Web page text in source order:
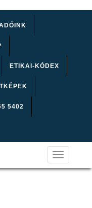
ETIKAI-KÓDEX
5402
Toggle
navigation